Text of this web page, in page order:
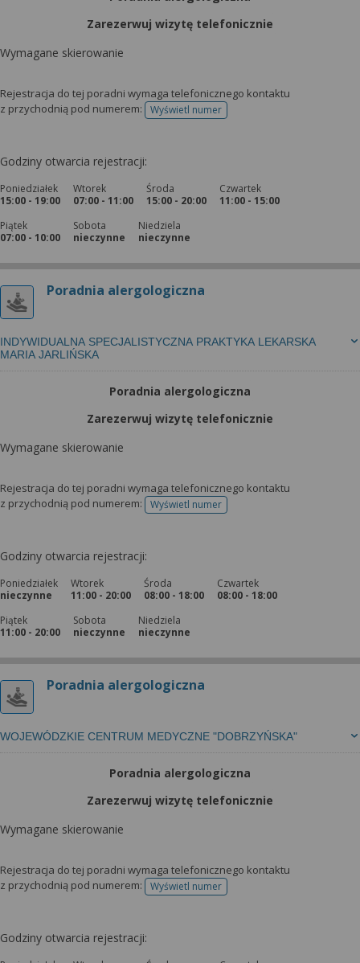
Zarezerwuj wizytę telefonicznie
Wymagane skierowanie
Rejestracja do tej poradni wymaga telefonicznego kontaktu
z przychodnią pod numerem:
Wyświetl numertelefonu do rejestracji
Godziny otwarcia rejestracji:
Poniedziałek
15:00 - 19:00
Wtorek
07:00 - 11:00
Środa
15:00 - 20:00
Czwartek
11:00 - 15:00
Piątek
07:00 - 10:00
Sobota
nieczynne
Niedziela
nieczynne
Poradnia alergologiczna
INDYWIDUALNA SPECJALISTYCZNA PRAKTYKA LEKARSKA
MARIA JARLIŃSKA
Poradnia alergologiczna
Zarezerwuj wizytę telefonicznie
Wymagane skierowanie
Rejestracja do tej poradni wymaga telefonicznego kontaktu
z przychodnią pod numerem:
Wyświetl numertelefonu do rejestracji
Godziny otwarcia rejestracji:
Poniedziałek
nieczynne
Wtorek
11:00 - 20:00
Środa
08:00 - 18:00
Czwartek
08:00 - 18:00
Piątek
11:00 - 20:00
Sobota
nieczynne
Niedziela
nieczynne
Poradnia alergologiczna
WOJEWÓDZKIE CENTRUM MEDYCZNE "DOBRZYŃSKA"
Poradnia alergologiczna
Zarezerwuj wizytę telefonicznie
Wymagane skierowanie
Rejestracja do tej poradni wymaga telefonicznego kontaktu
z przychodnią pod numerem:
Wyświetl numertelefonu do rejestracji
Godziny otwarcia rejestracji: